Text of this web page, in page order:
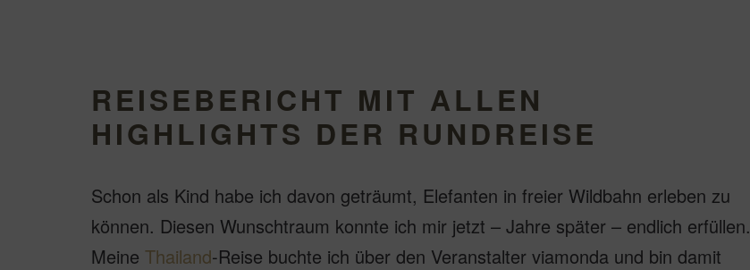
REISEBERICHT MIT ALLEN
HIGHLIGHTS DER RUNDREISE
Schon als Kind habe ich davon geträumt, Elefanten in freier Wildbahn erleben zu
können. Diesen Wunschtraum konnte ich mir jetzt – Jahre später – endlich erfüllen.
Meine Thailand-Reise buchte ich über den Veranstalter viamonda und bin damit